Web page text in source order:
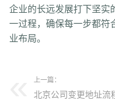
企业的长远发展打下坚实
一过程，确保每一步都符
业布局。
上一篇：
北京公司变更地址流